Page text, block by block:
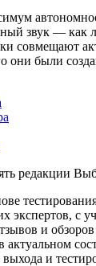
звук — как
совмещают
они были
редакции
экспертов, с
и
и